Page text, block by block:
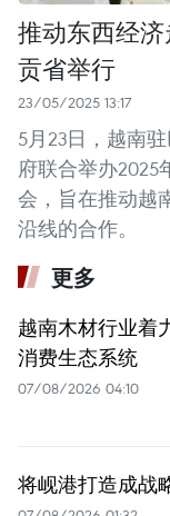
推动东西经
贡省举行
23/05/2025 13:17
5月23日，越南
府联合举办2025
会，旨在推动越
沿线的合作。
更多
越南木材行业着
消费生态系统
07/08/2026 04:10
将岘港打造成战